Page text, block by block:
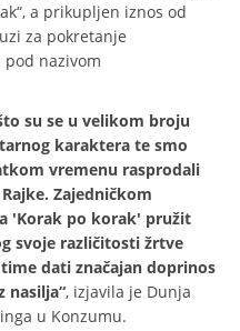
a prikupljen iznos od
za pokretanje
nazivom
su se u velikom broju
karaktera te smo
vremenu rasprodali
Zajedničkom
'Korak po korak' pružit
svoje različitosti žrtve
dati značajan doprinos
nasilja“, izjavila je Dunja
u Konzumu.